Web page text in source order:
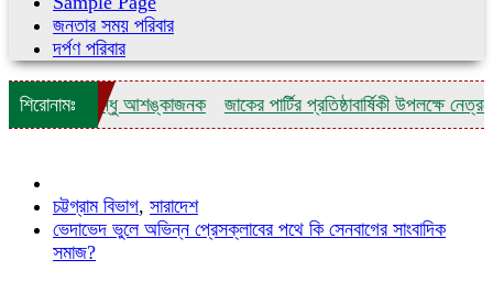
জনতার সময় পরিবার
দর্পণ পরিবার
শিরোনামঃ
যুবকের, বন্ধু আশঙ্কাজনক জাকের পার্টির প্রতিষ্ঠাবার্ষিকী উপলক্ষে
চট্টগ্রাম বিভাগ, সারাদেশ
ভেদাভেদ ভুলে অভিন্ন প্রেসক্লাবের পথে কি সেনবাগের সাংবাদিক
সমাজ?